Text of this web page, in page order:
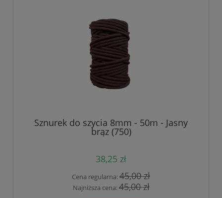
Sznurek do szycia 8mm - 50m - Jasny
brąz (750)
38,25 zł
Cena regularna:45,00 zł
Najniższa cena:45,00 zł